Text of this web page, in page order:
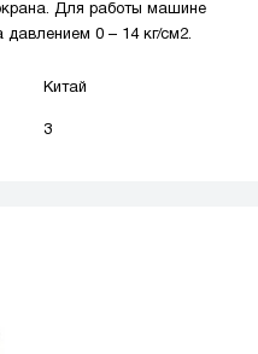
Для работы машине
давлением 0 – 14 кг/см2.
Китай
3